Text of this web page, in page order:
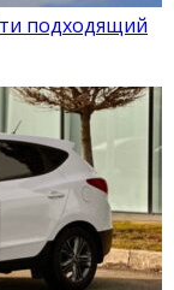
подходящий